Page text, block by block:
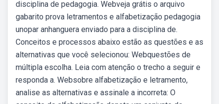
disciplina de pedagogia. Webveja grátis o arquivo
gabarito prova letramentos e alfabetização pedagogia
unopar anhanguera enviado para a disciplina de.
Conceitos e processos abaixo estão as questões e as
alternativas que você selecionou: Webquestões de
múltipla escolha. Leia com atenção o trecho a seguir e
responda a. Websobre alfabetização e letramento,
analise as alternativas e assinale a incorreta: O